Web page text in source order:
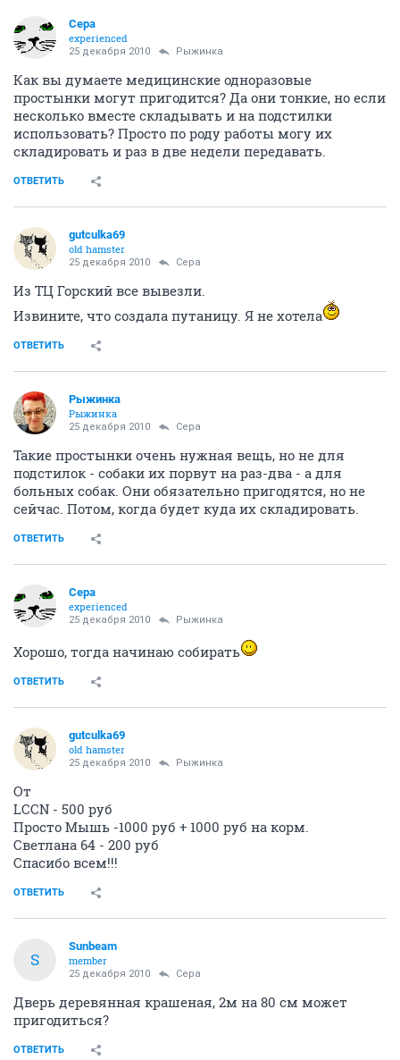
Сера
experienced
25 декабря 2010 Рыжинка
Как вы думаете медицинские одноразовые
простынки могут пригодится? Да они тонкие, но если
несколько вместе складывать и на подстилки
использовать? Просто по роду работы могу их
складировать и раз в две недели передавать.
ОТВЕТИТЬ
gutculka69
old hamster
25 декабря 2010 Сера
Из ТЦ Горский все вывезли.
Извините, что создала путаницу. Я не хотела
ОТВЕТИТЬ
Рыжинка
Рыжинка
25 декабря 2010 Сера
Такие простынки очень нужная вещь, но не для
подстилок - собаки их порвут на раз-два - а для
больных собак. Они обязательно пригодятся, но не
сейчас. Потом, когда будет куда их складировать.
ОТВЕТИТЬ
Сера
experienced
25 декабря 2010 Рыжинка
Хорошо, тогда начинаю собирать
ОТВЕТИТЬ
gutculka69
old hamster
25 декабря 2010 Рыжинка
От
LCCN - 500 руб
Просто Мышь -1000 руб + 1000 руб на корм.
Светлана 64 - 200 руб
Спасибо всем!!!
ОТВЕТИТЬ
S
Sunbeam
member
25 декабря 2010 Сера
Дверь деревянная крашеная, 2м на 80 см может
пригодиться?
ОТВЕТИТЬ